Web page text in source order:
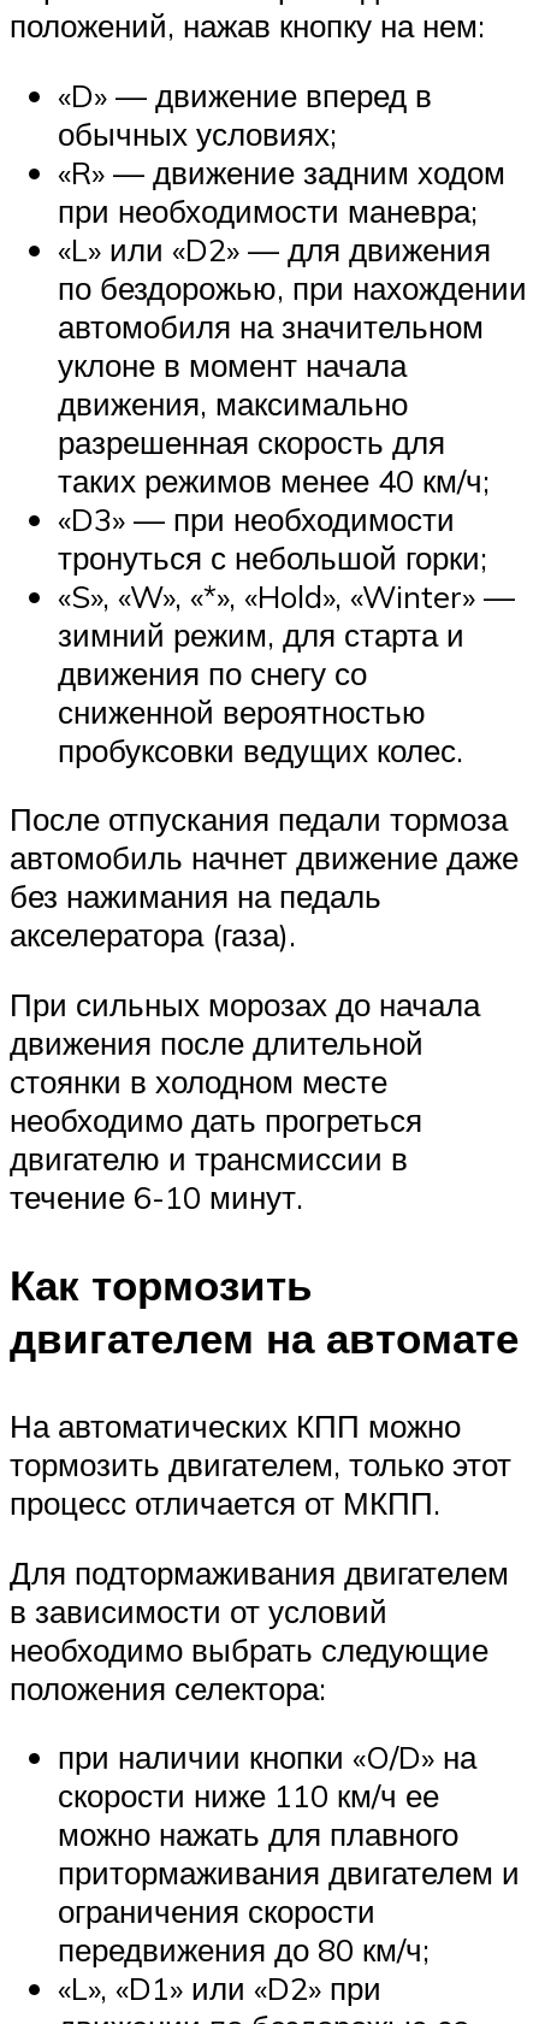
положений, нажав кнопку на нем:
«D» — движение вперед в
обычных условиях;
«R» — движение задним ходом
при необходимости маневра;
«L» или «D2» — для движения
по бездорожью, при нахождении
автомобиля на значительном
уклоне в момент начала
движения, максимально
разрешенная скорость для
таких режимов менее 40 км/ч;
«D3» — при необходимости
тронуться с небольшой горки;
«S», «W», «*», «Hold», «Winter» —
зимний режим, для старта и
движения по снегу со
сниженной вероятностью
пробуксовки ведущих колес.
После отпускания педали тормоза
автомобиль начнет движение даже
без нажимания на педаль
акселератора (газа).
При сильных морозах до начала
движения после длительной
стоянки в холодном месте
необходимо дать прогреться
двигателю и трансмиссии в
течение 6-10 минут.
Как тормозить
двигателем на автомате
На автоматических КПП можно
тормозить двигателем, только этот
процесс отличается от МКПП.
Для подтормаживания двигателем
в зависимости от условий
необходимо выбрать следующие
положения селектора:
при наличии кнопки «O/D» на
скорости ниже 110 км/ч ее
можно нажать для плавного
притормаживания двигателем и
ограничения скорости
передвижения до 80 км/ч;
«L», «D1» или «D2» при